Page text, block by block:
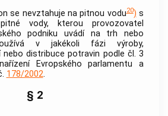
se nevztahuje na pitnou vodu20) s
vody, kterou provozovatel
podniku uvádí na trh nebo
v jakékoli fázi výroby,
nebo distribuce potravin podle čl. 3
Evropského parlamentu a
178/2002.
§ 2